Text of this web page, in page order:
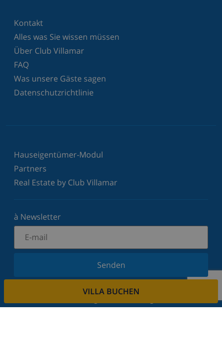
VILLA BUCHEN
Kontakt
Alles was Sie wissen müssen
Über Club Villamar
FAQ
Was unsere Gäste sagen
Datenschutzrichtlinie
Hauseigentümer-Modul
Partners
Real Estate by Club Villamar
à Newsletter
Senden
Melden Sie sich für unseren Newsletter an und
dem Laufenden. Wir respektieren Ihre Privatsphäre.